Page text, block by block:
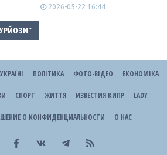
2026-05-22 16:44
ПОЛІТИКА ФОТО-ВІДЕО ЕКОНОМІКА
СПОРТ ЖИТТЯ ИЗВЕСТИЯ КИПР LADY
О КОНФИДЕНЦИАЛЬНОСТИ О НАС